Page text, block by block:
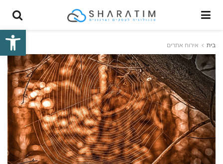
פתח
בית אירוח אתרים